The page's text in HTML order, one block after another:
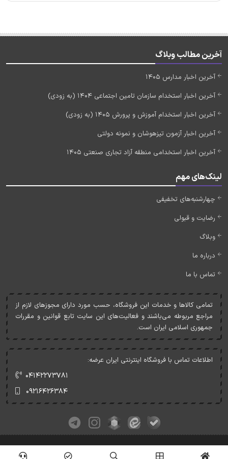
آخرین مطالب وبلاگ
آخرین اخبار مدارس 1405
آخرین اخبار استخدام سازمان تامین اجتماعی 1404 (به زودی)
آخرین اخبار استخدام آموزش و پرورش 1405 (به زودی)
آخرین اخبار آزمون تیزهوشان و نمونه دولتی
آخرین اخبار استخدامی منطقه آزاد تجاری صنعتی 1405
لینک‌های مهم
چهارشنبه‌های تخفیفی
رضایت و قبولی
وبلاگ
درباره ما
تماس با ما
تمامی کالاها و خدمات اين فروشگاه، حسب مورد دارای مجوزهای لازم از
مراجع مربوطه می‌باشند و فعاليت‌های اين سايت تابع قوانين و مقررات
جمهوری اسلامی ايران است.
اطلاعات تماس با فروشگاه اینترنتی ایران عرضه:
۰۴۱۴۲۲۷۳۷۸۱
۰۹۲۱۶۴۲۶۳۸۴
کلیه حقوق این وبسایت متعلق به ایران عرضه می‌باشد.